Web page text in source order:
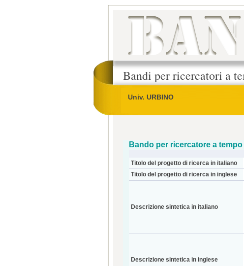
Bandi per ricercatori a
Univ. URBINO
Bando per ricercatore a
Titolo del progetto di ricerca in italiano
Titolo del progetto di ricerca in inglese
Descrizione sintetica in italiano
Descrizione sintetica in inglese